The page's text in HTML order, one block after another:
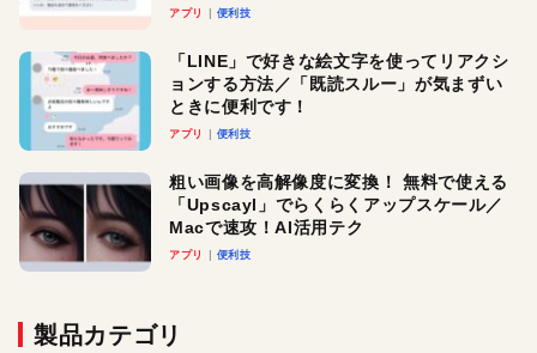
アプリ 便利技
「LINE」で好きな絵文字を使ってリアクシ
ョンする方法／「既読スルー」が気まずい
ときに便利です！
アプリ 便利技
粗い画像を高解像度に変換！ 無料で使える
「Upscayl」でらくらくアップスケール／
Macで速攻！AI活用テク
アプリ 便利技
製品カテゴリ